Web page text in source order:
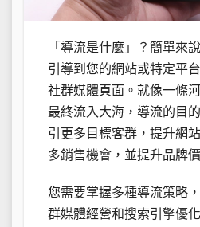
「導流是什麼」？簡單來
引導到您的網站或特定平
社群媒體頁面。就像一條
最終流入大海，導流的目
引更多目標客群，提升網
多銷售機會，並提升品牌
您需要掌握多種導流策略
群媒體經營和搜索引擎優